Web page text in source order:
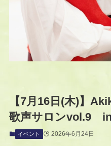
【7月16日(木)】
歌声サロンvol.9
イベント 2026年6月24日